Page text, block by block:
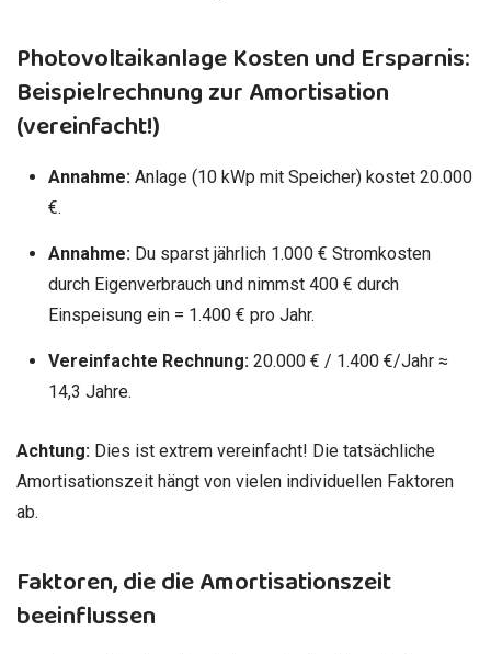
Photovoltaikanlage Kosten und Ersparnis:
Beispielrechnung zur Amortisation
(vereinfacht!)
Annahme:Anlage (10 kWp mit Speicher) kostet 20.000
€.
Annahme:Du sparst jährlich 1.000 € Stromkosten
durch Eigenverbrauch und nimmst 400 € durch
Einspeisung ein = 1.400 € pro Jahr.
Vereinfachte Rechnung:20.000 € / 1.400 €/Jahr ≈
14,3 Jahre.
Achtung: Dies ist extrem vereinfacht! Die tatsächliche
Amortisationszeit hängt von vielen individuellen Faktoren
ab.
Faktoren, die die Amortisationszeit
beeinflussen